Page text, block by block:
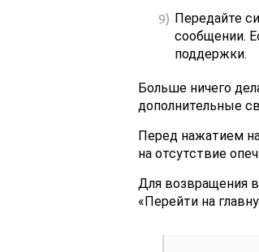
Передайте
сообщении.
поддержки.
Больше ничего
дополнительные
Перед нажатием
на отсутствие
Для возвращения
«Перейти на